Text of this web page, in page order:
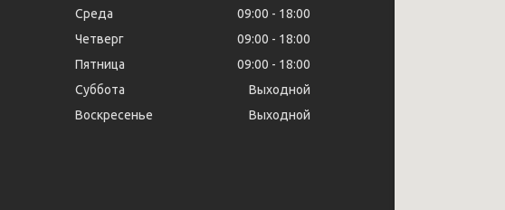
Среда
09:00
18:00
Четверг
09:00
18:00
Пятница
09:00
18:00
Суббота
Выходной
Воскресенье
Выходной